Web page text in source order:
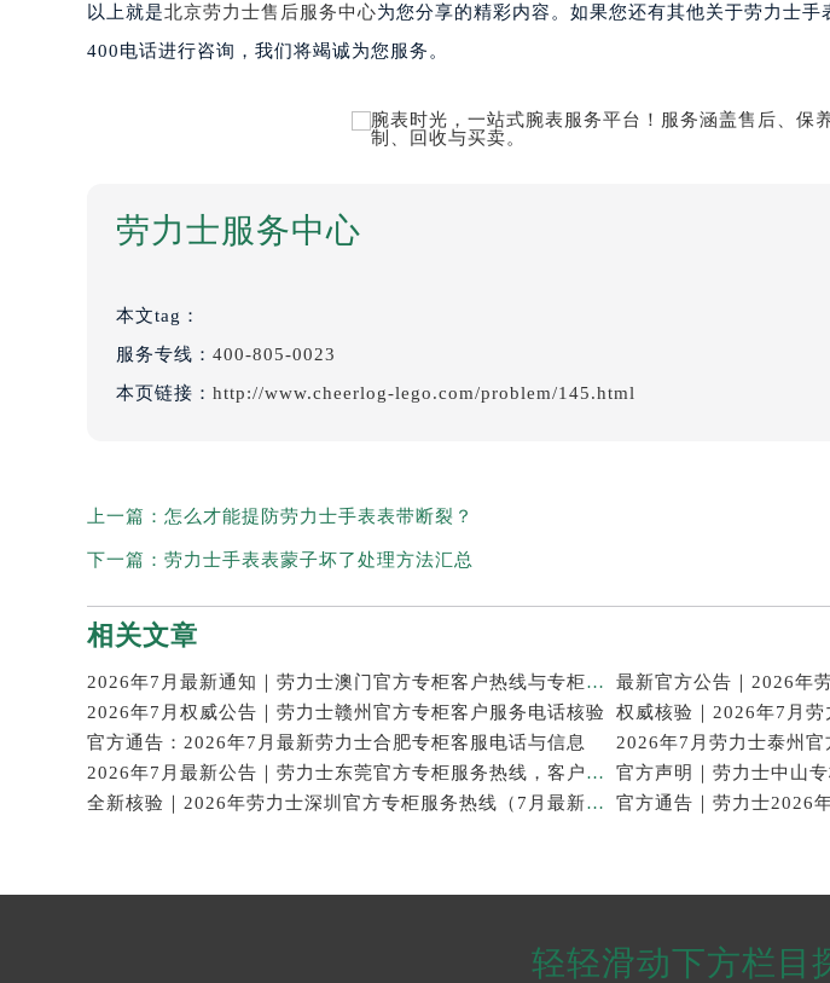
以上就是北京劳力士售后服务中心为您分享的精彩内容。如果您还有其他关于劳力士
400电话进行咨询，我们将竭诚为您服务。
劳力士服务中心
本文tag：
服务专线： 400-805-0023
本页链接： http://www.cheerlog-lego.com/problem/145.html
上一篇： 怎么才能提防劳力士手表表带断裂？
下一篇： 劳力士手表表蒙子坏了处理方法汇总
相关文章
2026年7月最新通知｜劳力士澳门官方专柜客户热线与专柜信息全公开
2026年7月权威公告｜劳力士赣州官方专柜客户服务电话核验
官方通告：2026年7月最新劳力士合肥专柜客服电话与信息
2026年7月最新公告｜劳力士东莞官方专柜服务热线，客户核验全攻略
全新核验｜2026年劳力士深圳官方专柜服务热线（7月最新）门店速查
轻轻滑动下方栏目